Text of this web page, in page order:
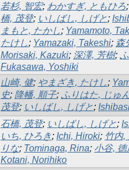
若杉, 智宏; わかすぎ, ともひろ;
橋, 茂登; いしばし, しげと;
まもと, たかし; Yamamoto,
たけし; Yamazaki, Takeshi; 森
Morisaki, Kazuki; 深澤, 芳樹;
Fukasawa, Yoshiki
山崎, 健; やまざき, たけし;
史; 降幡, 順子; ふりはた, じゅ
茂登; いしばし, しげと;
石橋, 茂登; いしばし, しげと;
いち, ひろき; Ichi, Hiroki; 竹内,
りな; Tominaga, Rina; 小谷, 徳
Kotani, Norihiko